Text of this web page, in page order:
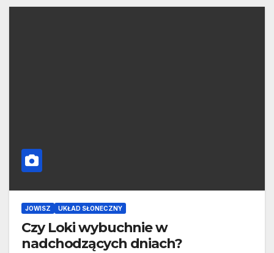
JOWISZ UKŁAD SŁONECZNY
Czy Loki wybuchnie w
nadchodzących dniach?